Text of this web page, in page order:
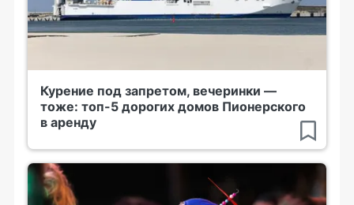
Курение под запретом, вечеринки —
тоже: топ-5 дорогих домов Пионерского
в аренду